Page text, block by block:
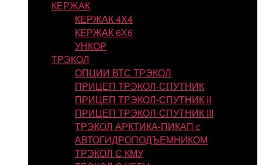
КЕРЖАК
КЕРЖАК 4Х4
КЕРЖАК 6Х6
УНКОР
ТРЭКОЛ
ОПЦИИ ВТС ТРЭКОЛ
ПРИЦЕП ТРЭКОЛ-СПУТНИК
ПРИЦЕП ТРЭКОЛ-СПУТНИК II
ПРИЦЕП ТРЭКОЛ-СПУТНИК III
ТРЭКОЛ АРКТИКА-ПИКАП с
АВТОГИДРОПОДЪЕМНИКОМ
ТРЭКОЛ С КМУ